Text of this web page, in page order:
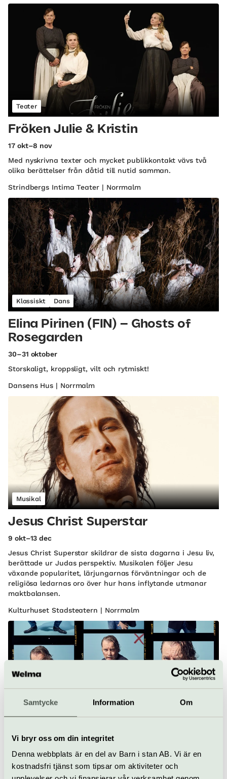
Samtycke Information Om
Vi bryr oss om din integritet
Denna webbplats är en del av Barn i stan AB. Vi är en
kostnadsfri tjänst som tipsar om aktiviteter och
Teater
Fröken Julie & Kristin
17 okt–8 nov
Med nyskrivna texter och mycket publikkontakt vävs två
olika berättelser från dåtid till nutid samman.
Strindbergs Intima Teater | Norrmalm
Klassiskt Dans
Elina Pirinen (FIN) – Ghosts of
Rosegarden
30–31 oktober
Storskaligt, kroppsligt, vilt och rytmiskt!
Dansens Hus | Norrmalm
Musikal
Jesus Christ Superstar
9 okt–13 dec
Jesus Christ Superstar skildrar de sista dagarna i Jesu liv,
berättade ur Judas perspektiv. Musikalen följer Jesu
växande popularitet, lärjungarnas förväntningar och de
religiösa ledarnas oro över hur hans inflytande utmanar
maktbalansen.
Kulturhuset Stadsteatern | Norrmalm
28 aug–4 okt